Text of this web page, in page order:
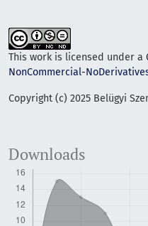
This work is licensed under a
NonCommercial-
Copyright (c) 2025 Belügyi
Downloads